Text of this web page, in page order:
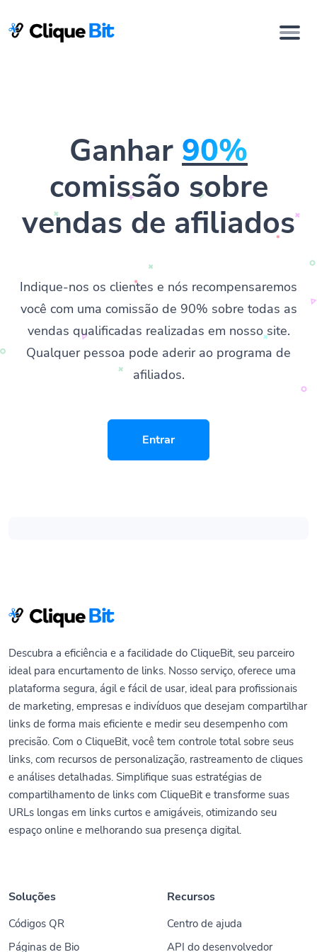
Ganhar 90%
comissão sobre
vendas de afiliados
Indique-nos os clientes e nós recompensaremos
você com uma comissão de 90% sobre todas as
vendas qualificadas realizadas em nosso site.
Qualquer pessoa pode aderir ao programa de
afiliados.
Entrar
Descubra a eficiência e a facilidade do CliqueBit, seu parceiro
ideal para encurtamento de links. Nosso serviço, oferece uma
plataforma segura, ágil e fácil de usar, ideal para profissionais
de marketing, empresas e indivíduos que desejam compartilhar
links de forma mais eficiente e medir seu desempenho com
precisão. Com o CliqueBit, você tem controle total sobre seus
links, com recursos de personalização, rastreamento de cliques
e análises detalhadas. Simplifique suas estratégias de
compartilhamento de links com CliqueBit e transforme suas
URLs longas em links curtos e amigáveis, otimizando seu
espaço online e melhorando sua presença digital.
Soluções
Códigos QR
Páginas de Bio
Recursos
Centro de ajuda
API do desenvolvedor